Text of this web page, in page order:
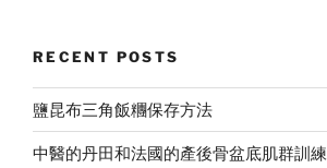
RECENT POSTS
鹽昆布三角飯糰保存方法
中醫的丹田和法國的產後骨盆底肌群訓練